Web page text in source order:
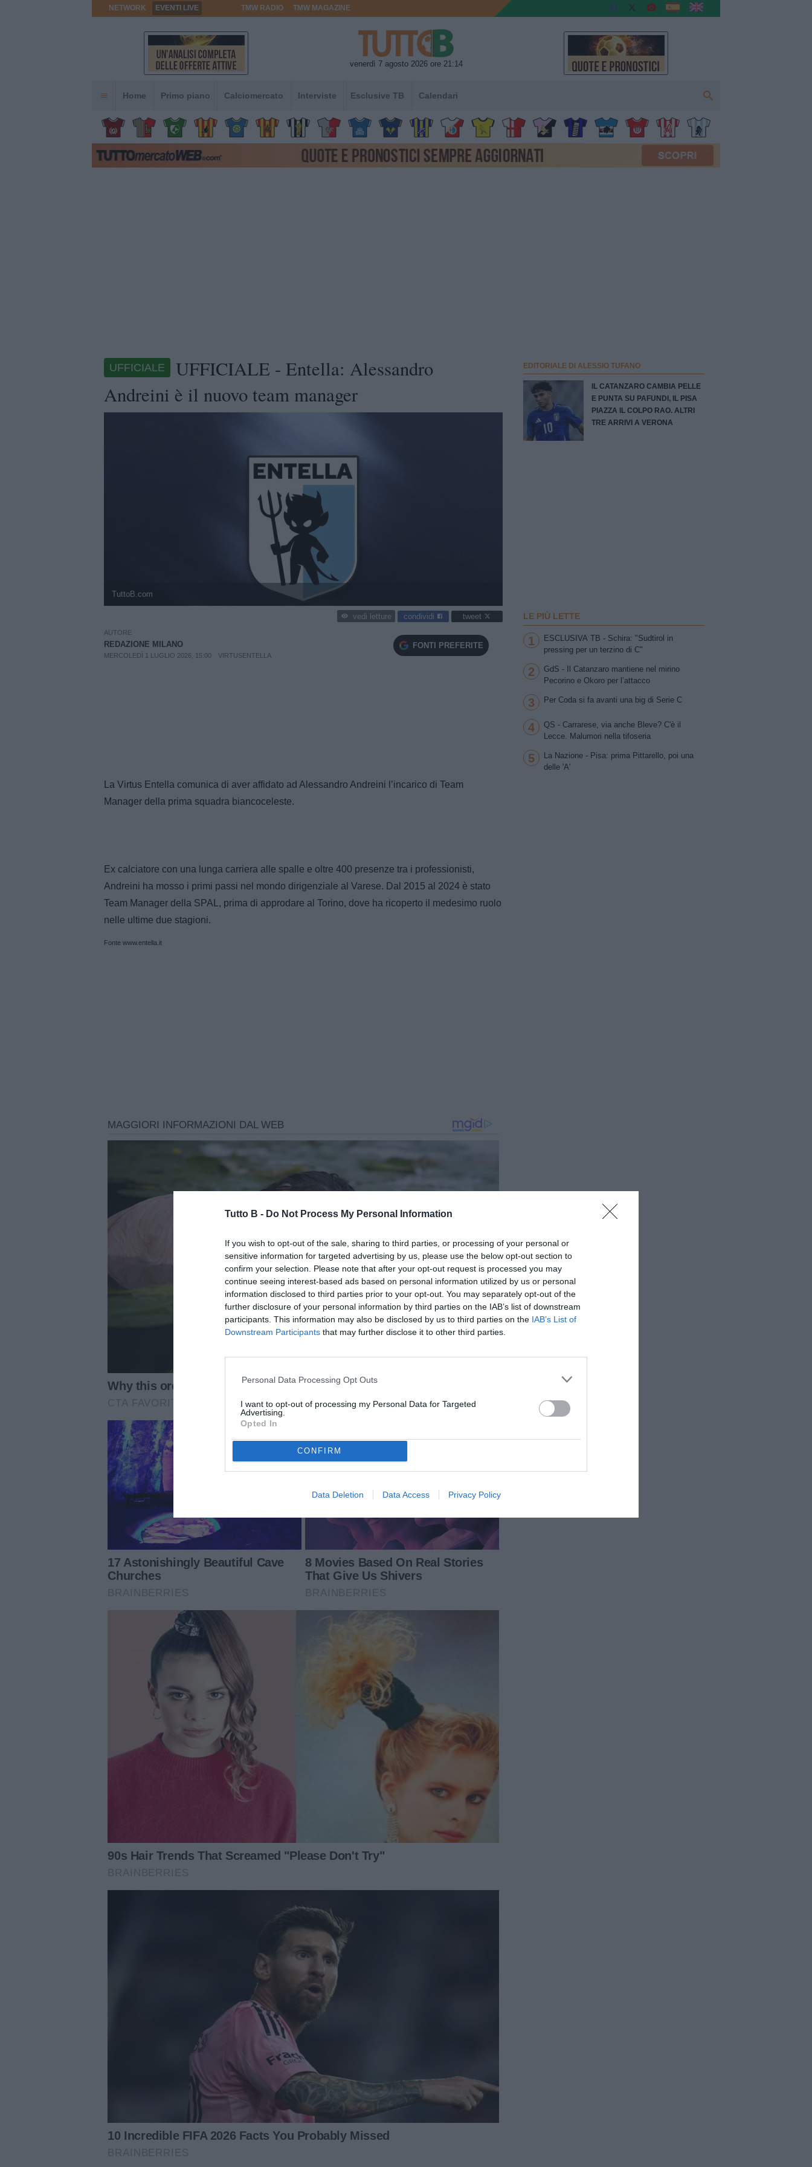
Tutto B - Do Not Process My Personal Information
If you wish to opt-out of the sale, sharing to third parties, or processing of your personal or
sensitive information for targeted advertising by us, please use the below opt-out section to
confirm your selection. Please note that after your opt-out request is processed you may
continue seeing interest-based ads based on personal information utilized by us or personal
information disclosed to third parties prior to your opt-out. You may separately opt-out of the
further disclosure of your personal information by third parties on the IAB’s list of downstream
participants. This information may also be disclosed by us to third parties on the IAB’s List of
Downstream Participants that may further disclose it to other third parties.
Personal Data Processing Opt Outs
I want to opt-out of processing my Personal Data for Targeted
Advertising.
Opted In
CONFIRM
Data Deletion Data Access Privacy Policy
NETWORK EVENTI LIVE TMW RADIO TMW MAGAZINE
venerdì 7 agosto 2026 ore 21:14
Home Primo piano Calciomercato Interviste Esclusive TB Calendari
UFFICIALE
UFFICIALE - Entella: Alessandro
Andreini è il nuovo team manager
TuttoB.com
vedi letture condividi tweet
AUTORE
REDAZIONE MILANO
MERCOLEDÌ 1 LUGLIO 2026, 15:00 VIRTUSENTELLA
FONTI PREFERITE
La Virtus Entella comunica di aver affidato ad Alessandro Andreini l’incarico di Team
Manager della prima squadra biancoceleste.
Ex calciatore con una lunga carriera alle spalle e oltre 400 presenze tra i professionisti,
Andreini ha mosso i primi passi nel mondo dirigenziale al Varese. Dal 2015 al 2024 è stato
Team Manager della SPAL, prima di approdare al Torino, dove ha ricoperto il medesimo ruolo
nelle ultime due stagioni.
Fonte www.entella.it
EDITORIALE DI ALESSIO TUFANO
IL CATANZARO CAMBIA PELLE
E PUNTA SU PAFUNDI, IL PISA
PIAZZA IL COLPO RAO. ALTRI
TRE ARRIVI A VERONA
LE PIÙ LETTE
1
ESCLUSIVA TB - Schira: "Sudtirol in
pressing per un terzino di C"
2
GdS - Il Catanzaro mantiene nel mirino
Pecorino e Okoro per l’attacco
3 Per Coda si fa avanti una big di Serie C
4
QS - Carrarese, via anche Bleve? C'è il
Lecce. Malumori nella tifoseria
5
La Nazione - Pisa: prima Pittarello, poi una
delle 'A'